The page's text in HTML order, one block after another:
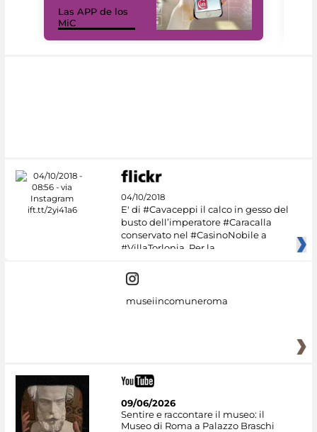
Las APP de los
MiC
04/10/2018
E' di #Cavaceppi il calco in gesso del
busto dell’imperatore #Caracalla
conservato nel #CasinoNobile a
#VillaTorlonia. Per la
museiincomuneroma
09/06/2026
Sentire e raccontare il museo: il
Museo di Roma a Palazzo Braschi